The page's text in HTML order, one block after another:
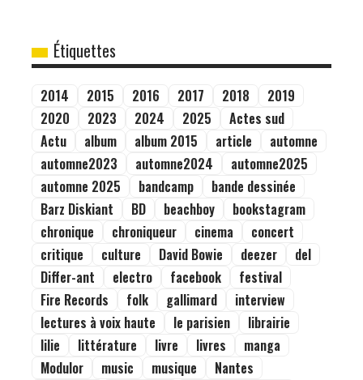
Étiquettes
2014 2015 2016 2017 2018
2019
2020
2023 2024 2025
Actes sud
Actu
album album 2015 article
automne
automne2023
automne2024
automne2025
automne 2025
bandcamp
bande dessinée
Barz Diskiant
BD beachboy
bookstagram
chronique
chroniqueur cinema
concert
critique
culture David Bowie deezer
del
Differ-ant
electro facebook
festival
Fire Records
folk gallimard
interview
lectures à voix haute
le parisien
librairie
lilie
littérature livre livres
manga
Modulor
music musique
Nantes